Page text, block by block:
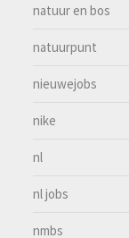
natuur en bos
natuurpunt
nieuwejobs
nike
nl
nl jobs
nmbs